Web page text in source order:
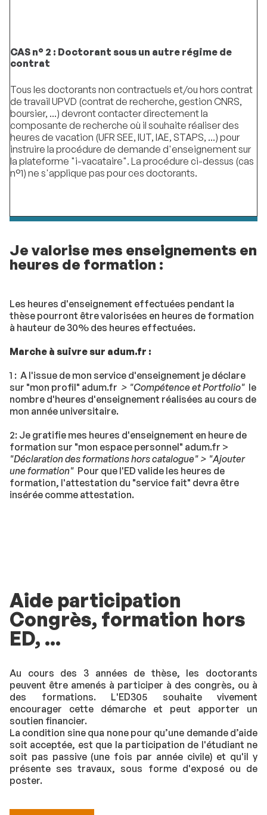
CAS n° 2 : Doctorant sous un autre régime de
contrat
Tous les doctorants non contractuels et/ou hors contrat
de travail UPVD (contrat de recherche, gestion CNRS,
boursier, ...) devront contacter directement la
composante de recherche où il souhaite réaliser des
heures de vacation (UFR SEE, IUT, IAE, STAPS, ...) pour
instruire la procédure de demande d'enseignement sur
la plateforme "i-vacataire". La procédure ci-dessus (cas
n°1) ne s'applique pas pour ces doctorants.
Je valorise mes enseignements en
heures de formation :
Les heures d'enseignement effectuées pendant la
thèse pourront être valorisées en heures de formation
à hauteur de 30% des heures effectuées.
Marche à suivre sur adum.fr :
1 : A l'issue de mon service d'enseignement je déclare
sur "mon profil" adum.fr > "Compétence et Portfolio" le
nombre d'heures d'enseignement réalisées au cours de
mon année universitaire.
2: Je gratifie mes heures d'enseignement en heure de
formation sur "mon espace personnel" adum.fr >
"Déclaration des formations hors catalogue" > "Ajouter
une formation" Pour que l'ED valide les heures de
formation, l'attestation du "service fait" devra être
insérée comme attestation.
Aide participation
Congrès, formation hors
ED, ...
Au cours des 3 années de thèse, les doctorants
peuvent être amenés à participer à des congrès, ou à
des formations. L'ED305 souhaite vivement
encourager cette démarche et peut apporter un
soutien financier.
La condition sine qua none pour qu’une demande d’aide
soit acceptée, est que la participation de l'étudiant ne
soit pas passive (une fois par année civile) et qu'il y
présente ses travaux, sous forme d'exposé ou de
poster.